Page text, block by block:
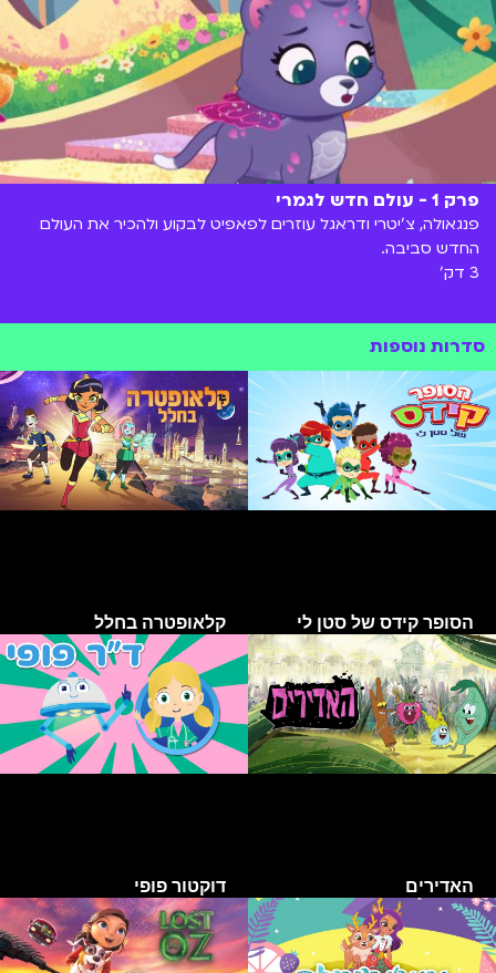
פרק 1 - עולם חדש לגמרי
פנגאולה, צ'יטרי ודראגל עוזרים לפאפיט לבקוע ולהכיר את העולם
החדש סביבה.
3 דק'
סדרות נוספות
הסופר קידס של סטן לי קלאופטרה בחלל
האדירים דוקטור פופי